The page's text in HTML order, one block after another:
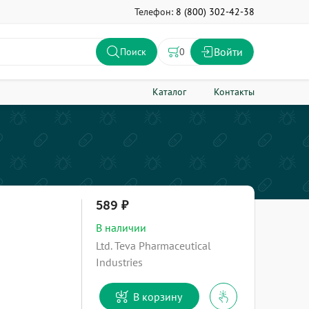
Телефон: 8 (800) 302-42-38
Поиск 0 Войти
Каталог Контакты
589
В наличии
Ltd. Teva Pharmaceutical
Industries
В корзину